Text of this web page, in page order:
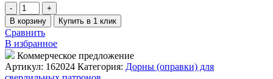
Количество
товара
Дорн
(оправка)
для
сверл.
патрона
В корзину Купить в 1 клик
Сравнить
В избранное
Коммерческое предложение
Артикул: 162024 Категория: Дорны (оправки) для